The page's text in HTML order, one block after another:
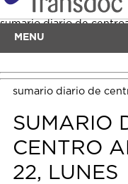
MENU
sumario diario de
sumario diario de
SUMARIO
CENTRO
22, LUNES